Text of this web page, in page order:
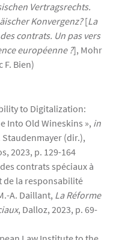
Vertragsrechts.
Konvergenz?[La
contrats. Un pas vers
européenne ?], Mohr
F. Bien)
to Digitalization:
Into Old Wineskins », in
Staudenmayer (dir.),
2023, p. 129-164
contrats spéciaux à
de la responsabilité
A. Daillant, La Réforme
, Dalloz, 2023, p. 69-